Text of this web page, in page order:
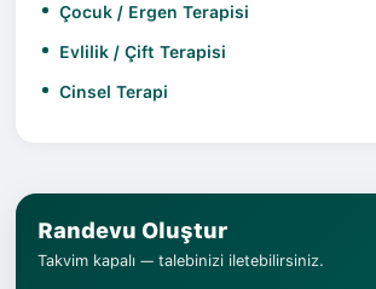
Çocuk / Ergen Terapisi
Evlilik / Çift Terapisi
Cinsel Terapi
Randevu Oluştur
Takvim kapalı — talebinizi iletebilirsiniz.